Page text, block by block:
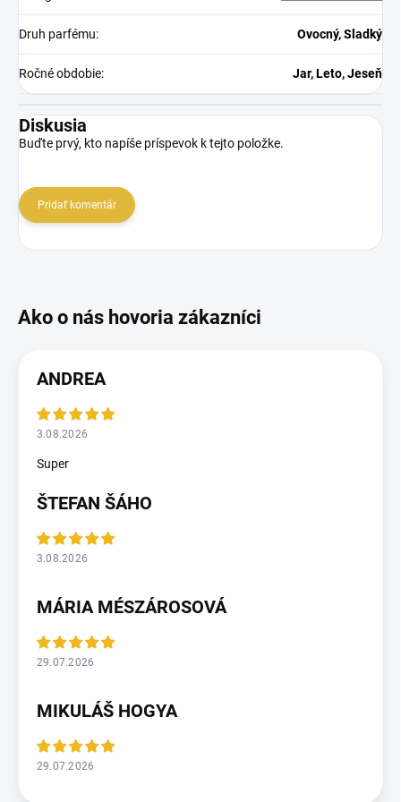
Druh parfému: Ovocný, Sladký
Ročné obdobie: Jar, Leto, Jeseň
Diskusia
Buďte prvý, kto napíše príspevok k tejto položke.
Pridať komentár
ANDREA
3.08.2026
Super
ŠTEFAN ŠÁHO
3.08.2026
MÁRIA MÉSZÁROSOVÁ
29.07.2026
MIKULÁŠ HOGYA
29.07.2026